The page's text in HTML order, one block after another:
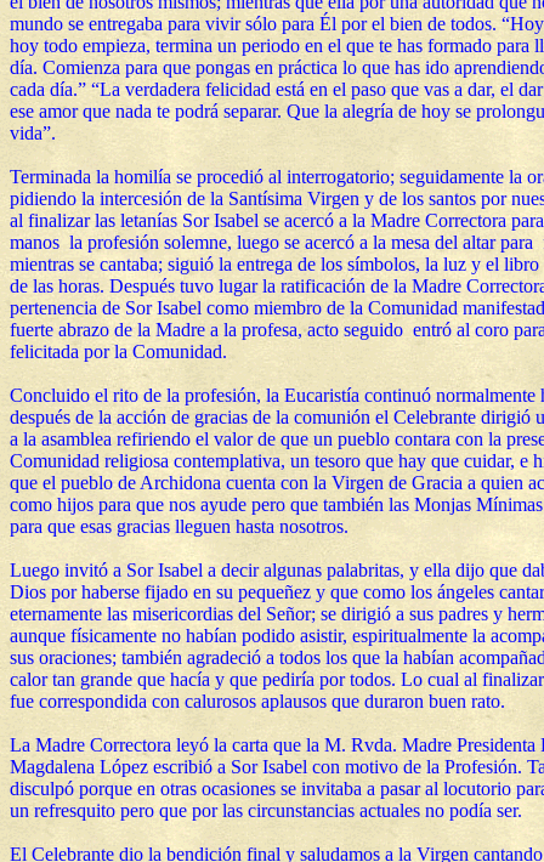
mundo se entregaba para vivir sólo para Él por el bien de todos.
hoy todo empieza, termina un periodo en el que te has formado para
día. Comienza para que pongas en práctica lo que has ido
cada día.” “La verdadera felicidad está en el paso que vas a dar, el
ese amor que nada te podrá separar. Que la alegría de hoy se
vida”.
Terminada la homilía se procedió al interrogatorio; seguidamente la
pidiendo la intercesión de la Santísima Virgen y de los santos por
al finalizar las letanías Sor Isabel se acercó a la Madre Correctora
manos la profesión solemne, luego se acercó a la mesa del altar
mientras se cantaba; siguió la entrega de los símbolos, la luz y el
de las horas. Después tuvo lugar la ratificación de la Madre
pertenencia de Sor Isabel como miembro de la Comunidad
fuerte abrazo de la Madre a la profesa, acto seguido entró al coro
felicitada por la Comunidad.
Concluido el rito de la profesión, la Eucaristía continuó normalmente
después de la acción de gracias de la comunión el Celebrante dirigió
a la asamblea refiriendo el valor de que un pueblo contara con la
Comunidad religiosa contemplativa, un tesoro que hay que cuidar, e
que el pueblo de Archidona cuenta con la Virgen de Gracia a quien
como hijos para que nos ayude pero que también las Monjas
para que esas gracias lleguen hasta nosotros.
Luego invitó a Sor Isabel a decir algunas palabritas, y ella dijo que
Dios por haberse fijado en su pequeñez y que como los ángeles
eternamente las misericordias del Señor; se dirigió a sus padres y
aunque físicamente no habían podido asistir, espiritualmente la
sus oraciones; también agradeció a todos los que la habían
calor tan grande que hacía y que pediría por todos. Lo cual al
fue correspondida con calurosos aplausos que duraron buen rato.
La Madre Correctora leyó la carta que la M. Rvda. Madre Presidenta
Magdalena López escribió a Sor Isabel con motivo de la Profesión.
disculpó porque en otras ocasiones se invitaba a pasar al locutorio
un refresquito pero que por las circunstancias actuales no podía ser.
El Celebrante dio la bendición final y saludamos a la Virgen